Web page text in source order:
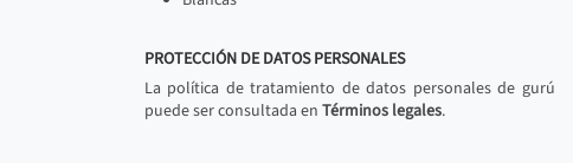
PROTECCIÓN DE DATOS PERSONALES
La política de tratamiento de datos personales de gurú
puede ser consultada en Términos legales.